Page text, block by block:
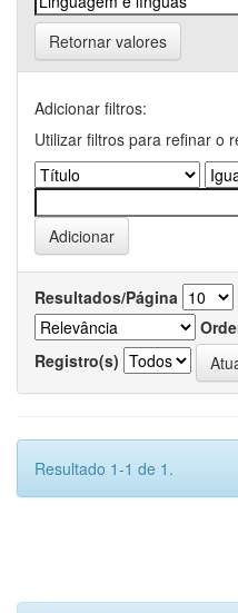
Retornar valores
Adicionar filtros:
Utilizar filtros para refinar o
Resultados/Página
Registro(s)
Resultado 1-1 de 1.